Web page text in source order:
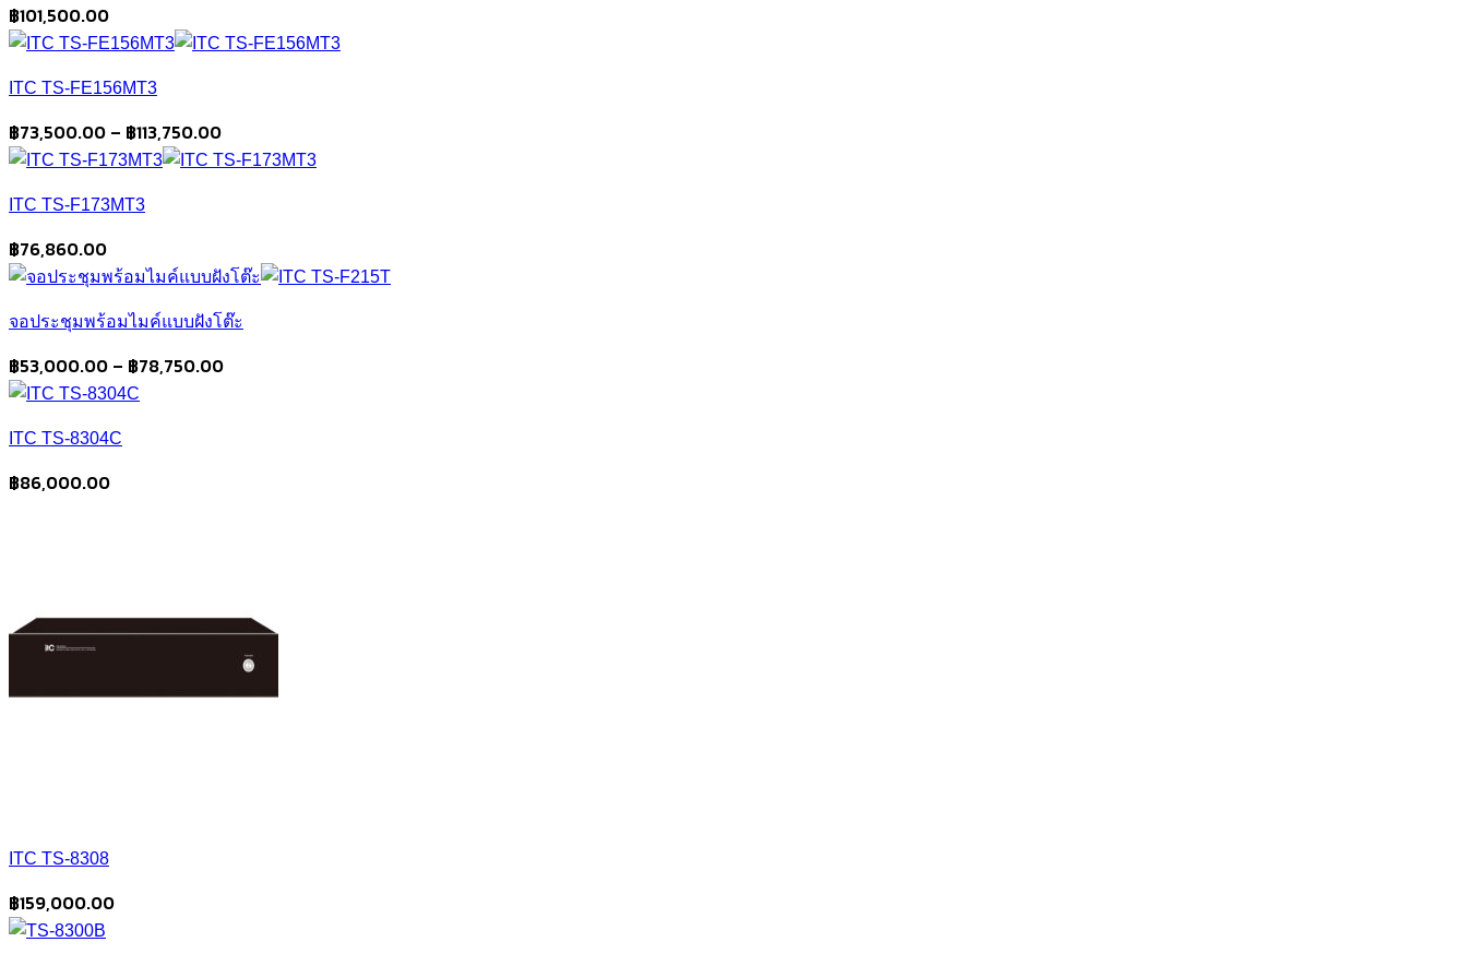
฿101,500.00
ITC TS-FE156MT3
฿73,500.00 – ฿113,750.00Price
range:
ITC TS-F173MT3
฿76,860.00
จอประชุมพร้อมไมค์แบบฝังโต๊ะ
฿53,000.00 – ฿78,750.00Price
ITC TS-8304C
฿86,000.00
ITC TS-8308
฿159,000.00